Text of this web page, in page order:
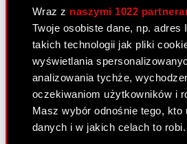
Wraz z naszymi 1022
Twoje osobiste dane, np. adres
takich technologii jak pliki
wyświetlania
analizowania tychże,
oczekiwaniom użytkowników i
Masz wybór odnośnie tego, kto
danych i w jakich celach to robi.
lub zbycie znacznego pakietu
PROJEKT S.A. z siedzibą w
przekazuje do publicznej
otrzymanego…Czytaj dalej
ESPI - RB 20/2024
Zawiadomienie - 8